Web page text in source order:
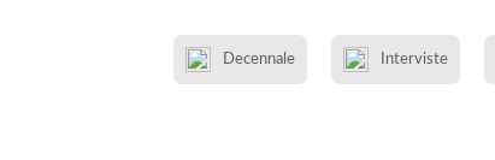
Decennale Interviste